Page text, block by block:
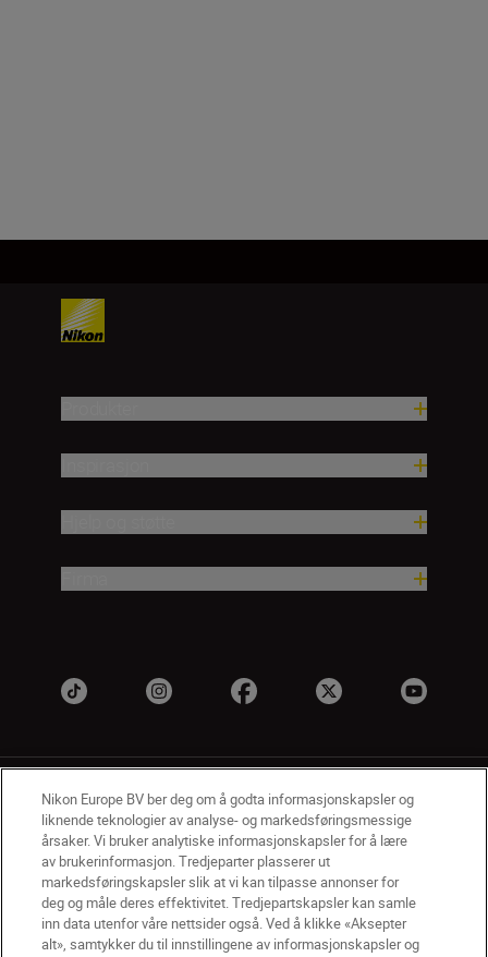
NO Nikon Sites
Kontakt oss Personvernerklæring
Bruksvilkår
Vilkår og betingelser for Nikon Store
Nikon Europe BV ber deg om å godta informasjonskapsler og
liknende teknologier av analyse- og markedsføringsmessige
årsaker. Vi bruker analytiske informasjonskapsler for å lære
av brukerinformasjon. Tredjeparter plasserer ut
markedsføringskapsler slik at vi kan tilpasse annonser for
deg og måle deres effektivitet. Tredjepartskapsler kan samle
inn data utenfor våre nettsider også. Ved å klikke «Aksepter
alt», samtykker du til innstillingene av informasjonskapsler og